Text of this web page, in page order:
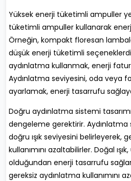
Yüksek enerji tüketimli ampuller
tüketimli ampuller kullanarak
Örneğin, kompakt floresan
düşük enerji tüketimli
aydınlatma kullanmak, enerji
Aydınlatma seviyesini, oda veya
ayarlamak, enerji tasarrufu
Doğru aydınlatma sistemi
dengeleme gerektirir. Aydınlatma
doğru ışık seviyesini belirleyerek,
kullanımını azaltabilirler. Doğal
olduğundan enerji tasarrufu
gereksiz aydınlatma kullanımını